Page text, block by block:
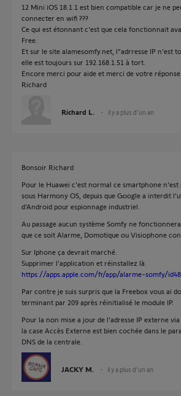
12 Mini iOS 18.1.1 est bien compatible car je ne
connecter en wifi ???
Ce qui est étonnant c'est que cela fonctionnait
Free.
Et sur le site alamesomfy.net, l"adrresse IP n'est
elle est toujours sur 192.168.1.51 à tort.
Encore merci pour aide et merci de votre réponse
Richard
Richard L. il y a plus d'un an
Bonsoir Richard
Pour le Huawei c'est normal ce smartphone n'est
sous Harmony OS, depuis que Google a interdit
d'Android pour espionnage industriel.
Au passage aucun système Somfy ne
que ce soit Alarme, Domotique ou Visiophone
Sur Iphone ça devrait marché.
Supprimer l'application et réinstallez là.
https://apps.apple.com/fr/app/alarme-somfy/
Par contre je suis surpris que la Freebox vous ai
terminant par 209 après réinitialisé le module IP.
Pour la non mise a jour de l'adresse IP externe
la case Accès Externe est bien cochée dans le
DNS de la centrale.
JACKY M. il y a plus d'un an